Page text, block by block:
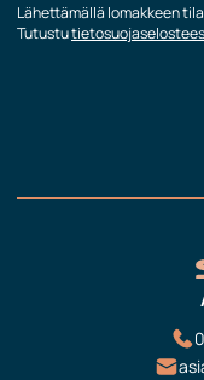
Lähettämällä lomakkeen
Tutustu